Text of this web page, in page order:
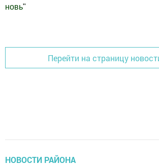
новь"
Перейти на страницу
НОВОСТИ РАЙОНА